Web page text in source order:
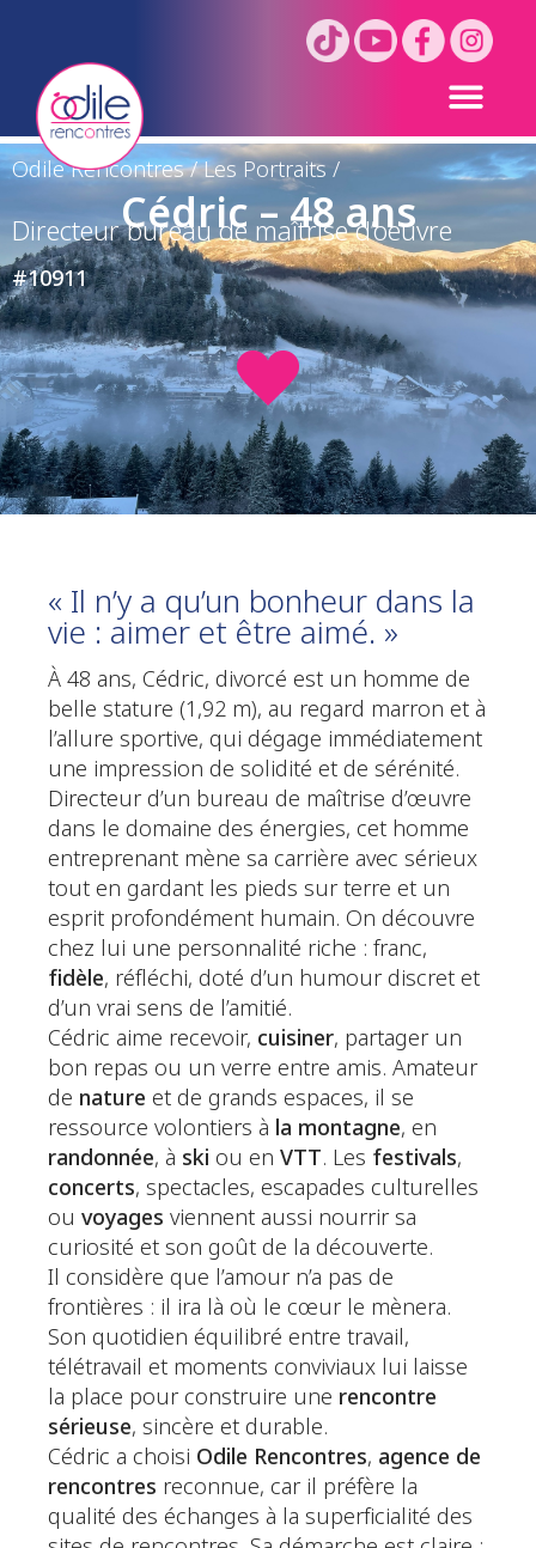
Odile Rencontres/Les Portraits/
Cédric – 48 ans
Directeur bureau de maîtrise d’oeuvre
#10911
« Il n’y a qu’un bonheur dans la
vie : aimer et être aimé. »
À 48 ans, Cédric, divorcé est un homme de
belle stature (1,92 m), au regard marron et à
l’allure sportive, qui dégage immédiatement
une impression de solidité et de sérénité.
Directeur d’un bureau de maîtrise d’œuvre
dans le domaine des énergies, cet homme
entreprenant mène sa carrière avec sérieux
tout en gardant les pieds sur terre et un
esprit profondément humain. On découvre
chez lui une personnalité riche : franc,
fidèle, réfléchi, doté d’un humour discret et
d’un vrai sens de l’amitié.
Cédric aime recevoir, cuisiner, partager un
bon repas ou un verre entre amis. Amateur
de nature et de grands espaces, il se
ressource volontiers à la montagne, en
randonnée, à ski ou en VTT. Les festivals,
concerts, spectacles, escapades culturelles
ou voyages viennent aussi nourrir sa
curiosité et son goût de la découverte.
Il considère que l’amour n’a pas de
frontières : il ira là où le cœur le mènera.
Son quotidien équilibré entre travail,
télétravail et moments conviviaux lui laisse
la place pour construire une rencontre
sérieuse, sincère et durable.
Cédric a choisi Odile Rencontres, agence de
rencontres reconnue, car il préfère la
qualité des échanges à la superficialité des